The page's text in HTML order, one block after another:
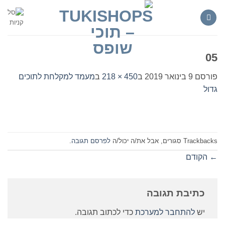
05
פורסם 9 בינואר 2019 ב450 × 218 במעמד למקלחת לתוכים
גדול
Trackbacks סגורים, אבל את/ה יכול/ה לפרסם תגובה
← הקודם
כתיבת תגובה
יש להתחבר למערכת כדי לכתוב תגובה.